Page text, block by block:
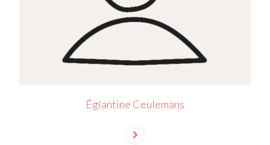
Églantine Ceulemans
chevron_right